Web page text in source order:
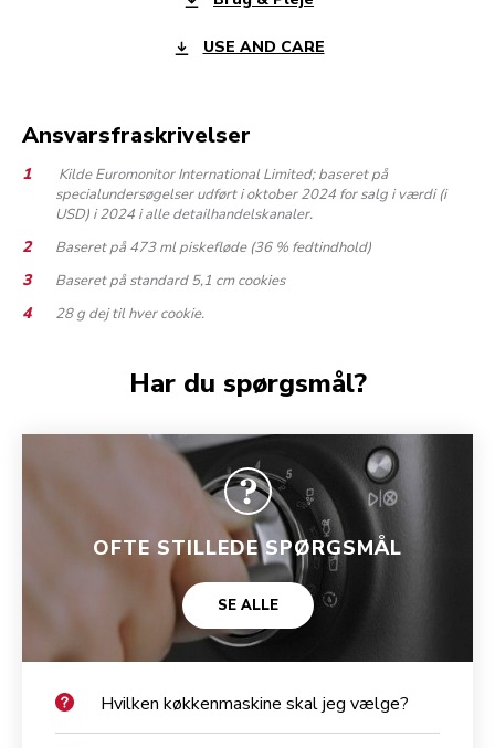
USE AND CARE
Ansvarsfraskrivelser
Kilde Euromonitor International Limited; baseret på
specialundersøgelser udført i oktober 2024 for salg i værdi (i
USD) i 2024 i alle detailhandelskanaler.
Baseret på 473 ml piskefløde (36 % fedtindhold)
Baseret på standard 5,1 cm cookies
28 g dej til hver cookie.
Har du spørgsmål?
OFTE STILLEDE SPØRGSMÅL
SE ALLE
Hvilken køkkenmaskine skal jeg vælge?